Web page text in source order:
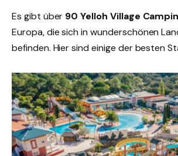
Es gibt über 90 Yelloh Village
Europa, die sich in wunderschönen
befinden. Hier sind einige der besten